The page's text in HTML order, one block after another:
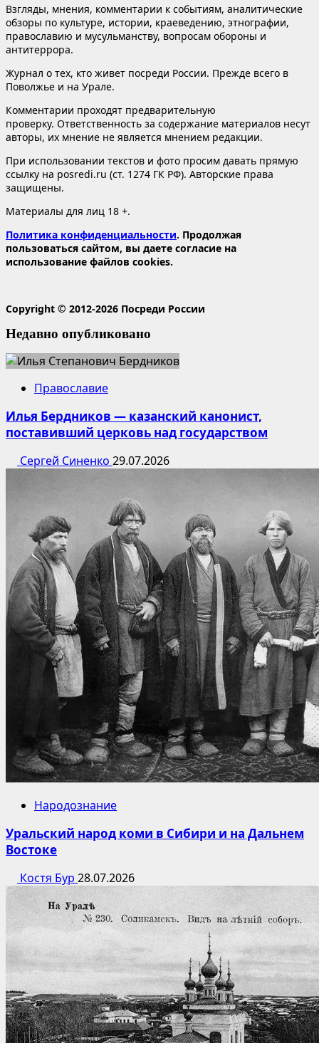
Взгляды, мнения, комментарии к событиям, аналитические
обзоры по культуре, истории, краеведению, этнографии,
православию и мусульманству, вопросам обороны и
антитеррора.
Журнал о тех, кто живет посреди России. Прежде всего в
Поволжье и на Урале.
Комментарии проходят предварительную
проверку. Ответственность за содержание материалов несут
авторы, их мнение не является мнением редакции.
При использовании текстов и фото просим давать прямую
ссылку на posredi.ru (ст. 1274 ГК РФ). Авторские права
защищены.
Материалы для лиц 18 +.
Политика конфиденциальности. Продолжая
пользоваться сайтом, вы даете согласие на
использование файлов cookies.
Copyright © 2012-2026 Посреди России
Недавно опубликовано
Православие
Илья Бердников — казанский канонист,
поставивший церковь над государством
Сергей Синенко 29.07.2026
Народознание
Уральский народ коми в Сибири и на Дальнем
Востоке
Костя Бур 28.07.2026